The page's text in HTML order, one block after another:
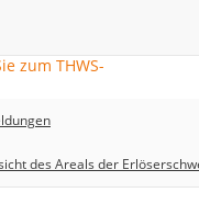
des Areals der